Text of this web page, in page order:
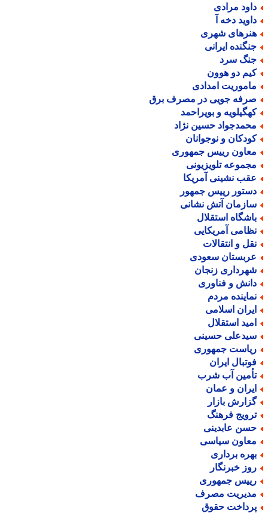
مرادی
دخه آ
شهری
ایرانی
سرد
دو هوون
امدادی
جویی در مصرف برق
و بویراحمد
حسین نژاد
و نوجوانان
رییس جمهوری
تلویزیونی
نشینی آمریکا
رییس جمهور
آتش نشانی
استقلال
آمریکایی
و انتقالات
سعودی
زنجان
و فناوری
مردم
اسلامی
استقلال
حسینی
جمهوری
ایران
آب شرب
و عمان
بازار
فرهنگ
عابدینی
سیاسی
برداری
خبرنگار
جمهوری
مصرف
حقوق